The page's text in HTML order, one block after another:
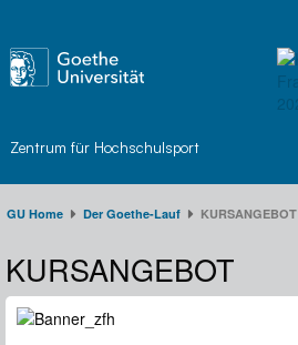
Zentrum für Hochschulsport
GU Home Der Goethe-Lauf​ KURSANGEBOT
KURSANGEBOT